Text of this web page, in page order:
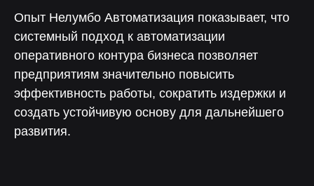
Опыт Нелумбо Автоматизация показывает, что
системный подход к автоматизации
оперативного контура бизнеса позволяет
предприятиям значительно повысить
эффективность работы, сократить издержки и
создать устойчивую основу для дальнейшего
развития.
Скачайте презентацию